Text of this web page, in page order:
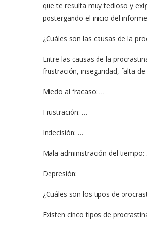
que te resulta muy tedioso y
postergando el inicio del
¿Cuáles son las causas de la
Entre las causas de la
frustración, inseguridad, falta de
Miedo al fracaso: …
Frustración: …
Indecisión: …
Mala administración del tiempo:
Depresión:
¿Cuáles son los tipos de
Existen cinco tipos de